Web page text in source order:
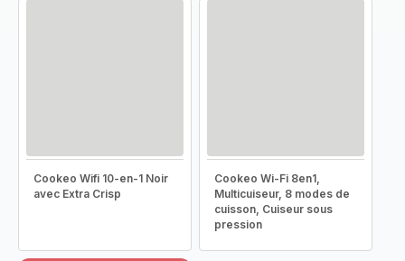
Cookeo Wifi 10-en-1 Noir
avec Extra Crisp
Cookeo Wi-Fi 8en1,
Multicuiseur, 8 modes de
cuisson, Cuiseur sous
pression